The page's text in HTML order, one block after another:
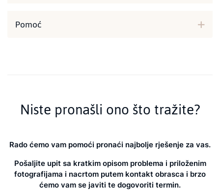
Pomoć
Niste pronašli ono što tražite?
Rado ćemo vam pomoći pronaći najbolje rješenje za vas.
Pošaljite upit sa kratkim opisom problema i priloženim
fotografijama i nacrtom putem kontakt obrasca i brzo
ćemo vam se javiti te dogovoriti termin.